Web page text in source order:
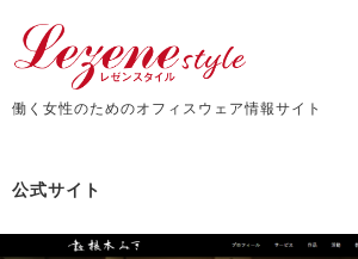
働く女性のためのオフィスウェア情報サイト
公式サイト